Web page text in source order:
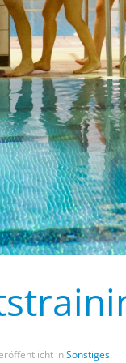
inSonstiges.